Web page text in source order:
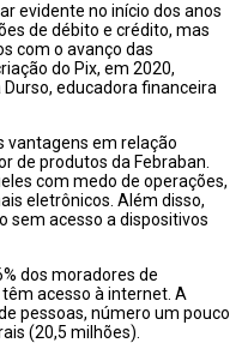
evidente no início dos anos
de débito e crédito, mas
com o avanço das
do Pix, em 2020,
educadora financeira
vantagens em relação
de produtos da Febraban.
com medo de operações,
eletrônicos. Além disso,
sem acesso a dispositivos
dos moradores de
acesso à internet. A
pessoas, número um pouco
(20,5 milhões).